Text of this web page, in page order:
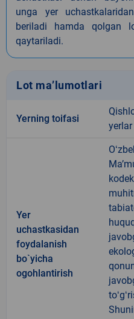
unga yer
beriladi hamda qolgan
qaytariladi.
Lot ma’lumotlari
Yerning toifasi
yerlar
Yer
uchastkasidan
foydalanish
bo`yicha
ogohlantirish